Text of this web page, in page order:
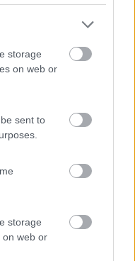
storage
on web or
sent to
storage
on web or
All’inizio del
hanno scelto
autocaravan
L’iSmove con le
confermare